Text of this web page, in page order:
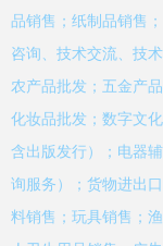
品销售；纸制品销售
咨询、技术交流、技
农产品批发；五金产
化妆品批发；数字文
含出版发行）；电器
询服务）；货物进出
料销售；玩具销售；